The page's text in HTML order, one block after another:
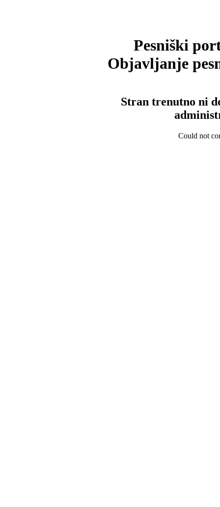
Pesniški
Objavljanje
Stran trenutno ni
Could not